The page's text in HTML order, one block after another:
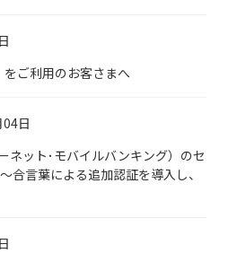
をご利用のお客さまへ
日
ット･モバイルバンキング）のセ
合言葉による追加認証を導入し、